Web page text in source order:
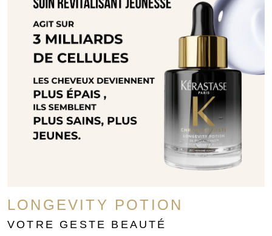
LONGEVITY POTION
VOTRE GESTE BEAUTÉ